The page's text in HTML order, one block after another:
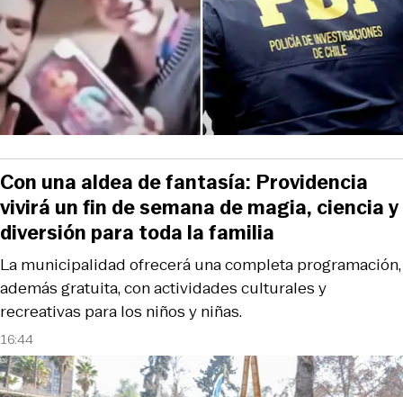
16:44
La municipalidad ofrecerá una completa programación,
además gratuita, con actividades culturales y
recreativas para los niños y niñas.
Con una aldea de fantasía: Providencia
vivirá un fin de semana de magia, ciencia y
diversión para toda la familia